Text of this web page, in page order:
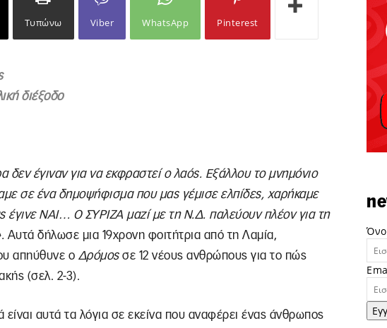
Τυπώνω Viber WhatsApp Pinterest
διέξοδο
δεν έγιναν για να εκφραστεί ο λαός. Εξάλλου το μνημόνιο
σε ένα δημοψήφισμα που μας γέμισε ελπίδες, χαρήκαμε
έγινε ΝΑΙ… Ο ΣΥΡΙΖΑ μαζί με τη Ν.Δ. παλεύουν πλέον για τη
Αυτά δήλωσε μια 19χρονη φοιτήτρια από τη Λαμία,
απηύθυνε ο Δρόμος σε 12 νέους ανθρώπους για το πώς
(σελ. 2-3).
είναι αυτά τα λόγια σε εκείνα που αναφέρει ένας άνθρωπος